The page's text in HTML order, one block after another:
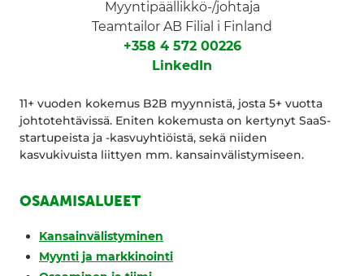
Myyntipäällikkö-/johtaja
Teamtailor AB Filial i Finland
+358 4 572 00226
LinkedIn
11+ vuoden kokemus B2B myynnistä, josta 5+ vuotta
johtotehtävissä. Eniten kokemusta on kertynyt SaaS-
startupeista ja -kasvuyhtiöistä, sekä niiden
kasvukivuista liittyen mm. kansainvälistymiseen.
OSAAMISALUEET
Kansainvälistyminen
Myynti ja markkinointi